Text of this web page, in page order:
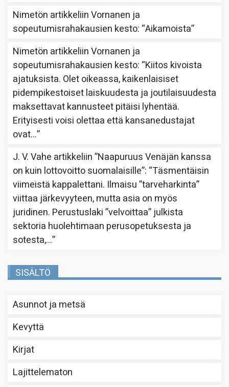
Nimetön artikkeliinVornanen ja
sopeutumisrahakausien kesto: “Aikamoista”
Nimetön artikkeliinVornanen ja
sopeutumisrahakausien kesto: “Kiitos kivoista
ajatuksista. Olet oikeassa, kaikenlaisiset
pidempikestoiset laiskuudesta ja joutilaisuudesta
maksettavat kannusteet pitäisi lyhentää.
Erityisesti voisi olettaa että kansanedustajat
ovat…”
J. V. Vahe artikkeliin”Naapuruus Venäjän kanssa
on kuin lottovoitto suomalaisille”: “Täsmentäisin
viimeistä kappalettani. Ilmaisu ”tarveharkinta”
viittaa järkevyyteen, mutta asia on myös
juridinen. Perustuslaki ”velvoittaa” julkista
sektoria huolehtimaan perusopetuksesta ja
sotesta,…”
SISÄLTÖ
Asunnot ja metsä
Kevyttä
Kirjat
Lajittelematon